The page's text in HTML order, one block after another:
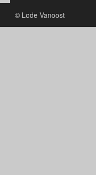
© Lode Vanoost